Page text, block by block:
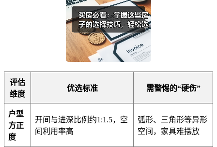
评估
维度
优选标准 需警惕的“硬伤”
户型
方正
度
开间与进深比例约1:1.5，空
间利用率高
弧形、三角形等异形
空间，家具难摆放